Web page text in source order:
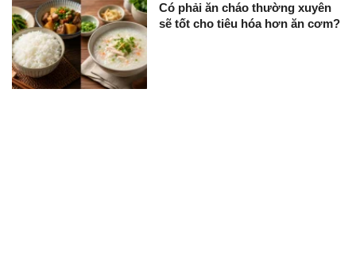
Có phải ăn cháo thường xuyên
sẽ tốt cho tiêu hóa hơn ăn cơm?